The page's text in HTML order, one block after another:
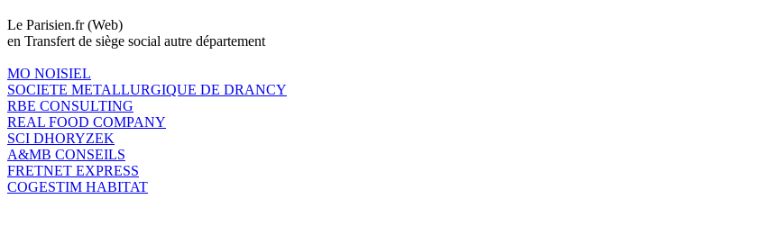
Le Parisien.fr (Web)
en Transfert de siège social autre département
MO NOISIEL
SOCIETE METALLURGIQUE DE DRANCY
RBE CONSULTING
REAL FOOD COMPANY
SCI DHORYZEK
A&MB CONSEILS
FRETNET EXPRESS
COGESTIM HABITAT